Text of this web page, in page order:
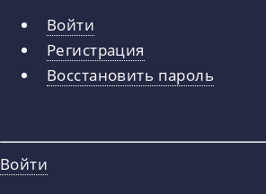
Главные
вкладки
Войти
Регистрация
Восстановить пароль
Войти